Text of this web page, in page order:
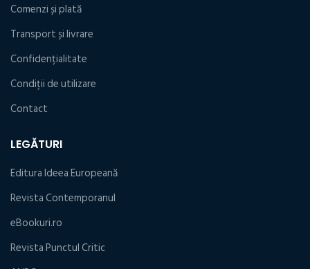
Comenzi și plată
Transport și livrare
Confidențialitate
Condiţii de utilizare
Contact
LEGĂTURI
Editura Ideea Europeană
Revista Contemporanul
eBookuri.ro
Revista Punctul Critic